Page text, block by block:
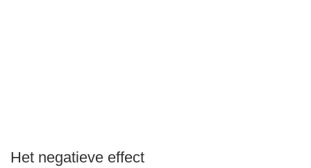
Het negatieve effect